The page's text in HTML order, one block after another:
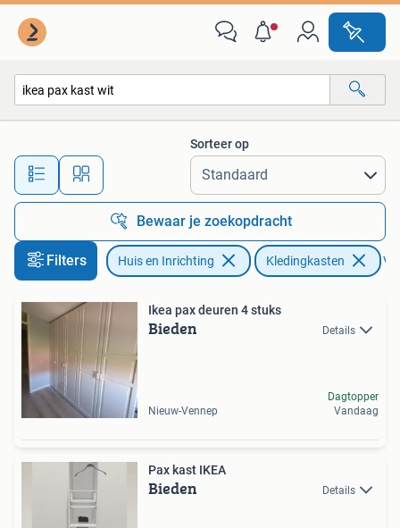
Alle afstanden…
Sorteer op
Bewaar je zoekopdracht
Filters Huis en Inrichting Kledingkasten
Ikea pax deuren 4 stuks
Bieden Details
Nieuw-Vennep
Dagtopper
Vandaag
Pax kast IKEA
Bieden Details